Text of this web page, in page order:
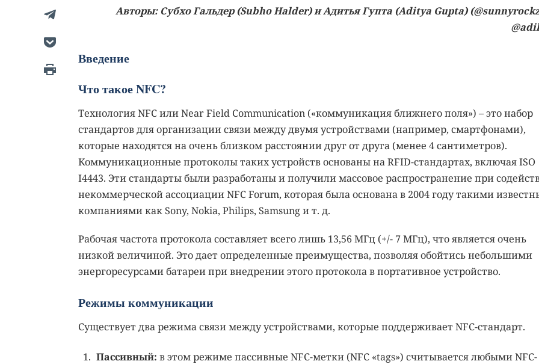
Авторы: Субхо Гальдер (Subho Halder) и Адитья Гупта (Aditya Gupta)
Введение
Что такое NFC?
Технология NFC или Near Field Communication («коммуникация ближнего поля») – это набор
стандартов для организации связи между двумя устройствами (например, смартфонами),
которые находятся на очень близком расстоянии друг от друга (менее 4 сантиметров).
Коммуникационные протоколы таких устройств основаны на RFID-стандартах, включая ISO
I4443. Эти стандарты были разработаны и получили массовое распространение при
некоммерческой ассоциации NFC Forum, которая была основана в 2004 году такими
компаниями как Sony, Nokia, Philips, Samsung и т. д.
Рабочая частота протокола составляет всего лишь 13,56 МГц (+/- 7 МГц), что является очень
низкой величиной. Это дает определенные преимущества, позволяя обойтись небольшими
энергоресурсами батареи при внедрении этого протокола в портативное устройство.
Режимы коммуникации
Существует два режима связи между устройствами, которые поддерживает NFC-стандарт.
Пассивный: в этом режиме пассивные NFC-метки (NFC «tags») считывается любыми NFC-